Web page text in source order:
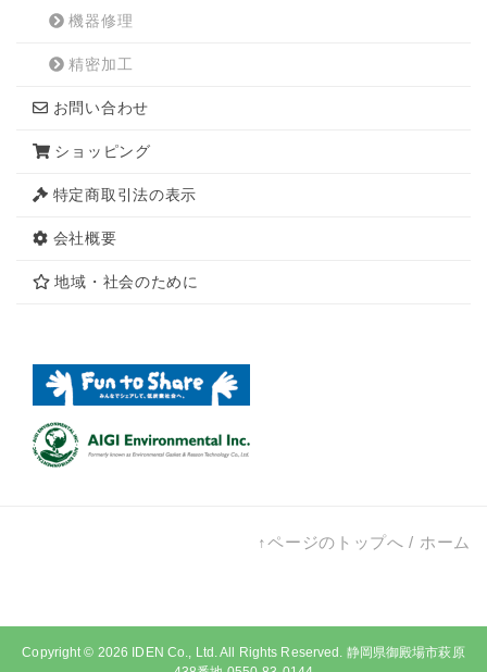
機器修理
精密加工
お問い合わせ
ショッピング
特定商取引法の表示
会社概要
地域・社会のために
↑ページのトップへ / ホーム
Copyright © 2026 IDEN Co., Ltd.All Rights Reserved. 静岡県御殿場市萩原